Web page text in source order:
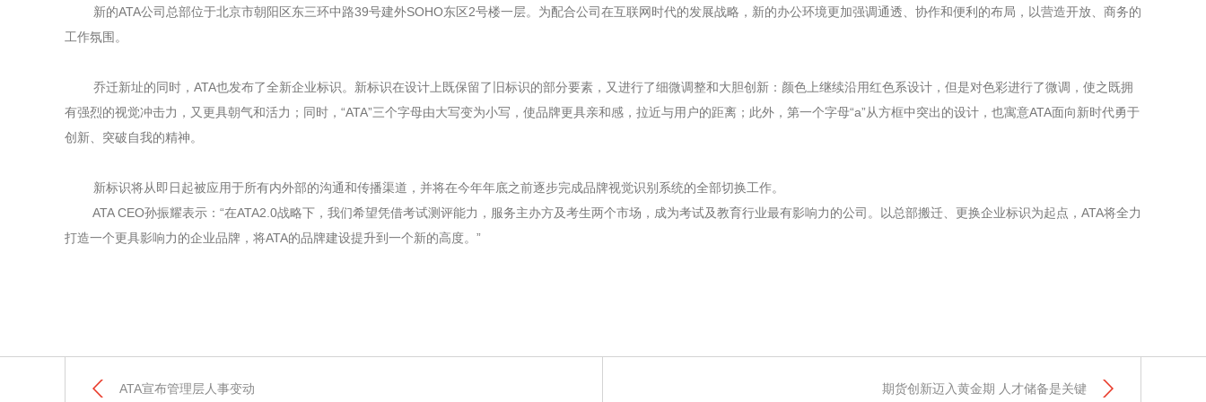
新的ATA公司总部位于北京市朝阳区东三环中路39号建外SOHO东区2号楼一层。为配合公司在互联网时代的发展战略，新的办公环境更加强调通透、协作和便利的布局，以营造开放、商务的
工作氛围。
乔迁新址的同时，ATA也发布了全新企业标识。新标识在设计上既保留了旧标识的部分要素，又进行了细微调整和大胆创新：颜色上继续沿用红色系设计，但是对色彩进行了微调，使之既拥
有强烈的视觉冲击力，又更具朝气和活力；同时，“ATA”三个字母由大写变为小写，使品牌更具亲和感，拉近与用户的距离；此外，第一个字母“a”从方框中突出的设计，也寓意ATA面向新时代勇于
创新、突破自我的精神。
新标识将从即日起被应用于所有内外部的沟通和传播渠道，并将在今年年底之前逐步完成品牌视觉识别系统的全部切换工作。
ATA CEO孙振耀表示：“在ATA2.0战略下，我们希望凭借考试测评能力，服务主办方及考生两个市场，成为考试及教育行业最有影响力的公司。以总部搬迁、更换企业标识为起点，ATA将全力
打造一个更具影响力的企业品牌，将ATA的品牌建设提升到一个新的高度。”
ATA宣布管理层人事变动 期货创新迈入黄金期 人才储备是关键